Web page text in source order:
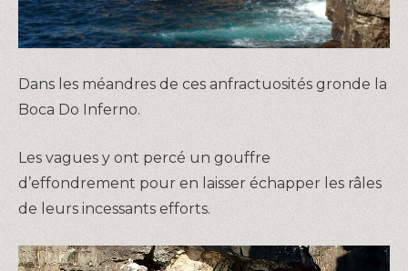
Dans les méandres de ces anfractuosités gronde la
Boca Do Inferno.
Les vagues y ont percé un gouffre
d’effondrement pour en laisser échapper les râles
de leurs incessants efforts.